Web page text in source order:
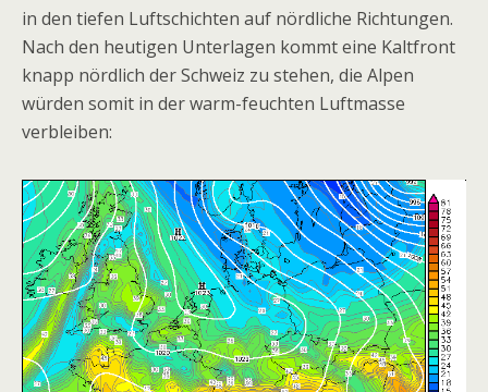
in den tiefen Luftschichten auf nördliche Richtungen.
Nach den heutigen Unterlagen kommt eine Kaltfront
knapp nördlich der Schweiz zu stehen, die Alpen
würden somit in der warm-feuchten Luftmasse
verbleiben: